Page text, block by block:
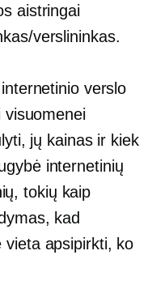
aistringai
verslininkas.
verslo
visuomenei
jų kainas ir kiek
internetinių
tokių kaip
kad
vieta apsipirkti, ko